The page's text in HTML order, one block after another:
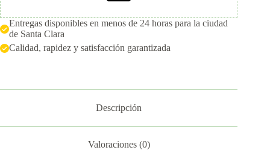
Entregas disponibles en menos de 24 horas para la ciudad
de Santa Clara
Calidad, rapidez y satisfacción garantizada
Descripción
Valoraciones (0)